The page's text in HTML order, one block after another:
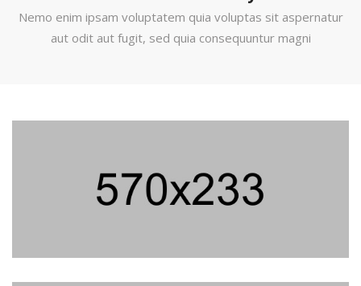
Nemo enim ipsam voluptatem quia voluptas sit aspernatur
aut odit aut fugit, sed quia consequuntur magni